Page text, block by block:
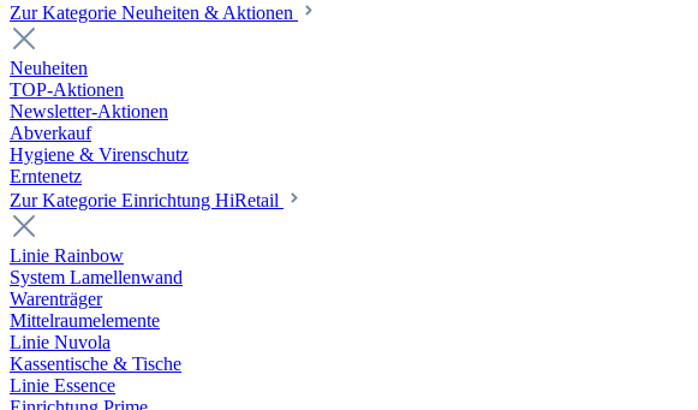
Zur Kategorie Neuheiten & Aktionen
Neuheiten
TOP-Aktionen
Newsletter-Aktionen
Abverkauf
Hygiene & Virenschutz
Erntenetz
Zur Kategorie Einrichtung HiRetail
Linie Rainbow
System Lamellenwand
Warenträger
Mittelraumelemente
Linie Nuvola
Kassentische & Tische
Linie Essence